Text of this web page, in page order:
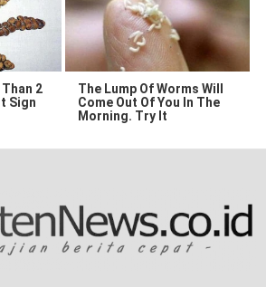
2
Sign
The Lump Of Worms Will
Come Out Of You In The
Morning. Try It